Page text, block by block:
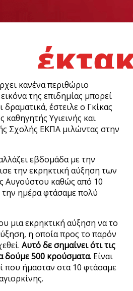
κανένα περιθώριο
της επιδημίας μπορεί
έστειλε ο Γκίκας
Υγιεινής και
Σχολής ΕΚΠΑ μιλώντας στην
εβδομάδα με την
την εκρηκτική αύξηση των
Αυγούστου καθώς από 10
ημέρα φτάσαμε πολύ
μια εκρηκτική αύξηση να το
η οποία προς το παρόν
Αυτό δε σημαίνει ότι τις
δούμε 500 κρούσματα. Είναι
που ήμασταν στα 10 φτάσαμε